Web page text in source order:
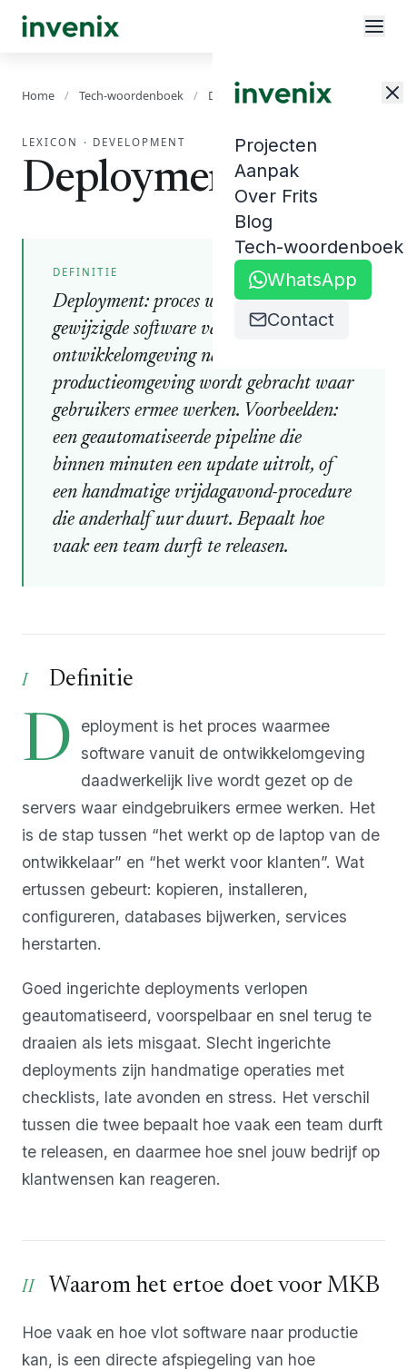
Projecten
Aanpak
Over Frits
Blog
Tech-woordenboek
WhatsApp
Contact
Home / Tech-woordenboek / Deployment
LEXICON · DEVELOPMENT
Deployment
DEFINITIE
Deployment: proces waarmee nieuwe of
gewijzigde software vanuit de
ontwikkelomgeving naar de
productieomgeving wordt gebracht waar
gebruikers ermee werken. Voorbeelden:
een geautomatiseerde pipeline die
binnen minuten een update uitrolt, of
een handmatige vrijdagavond-procedure
die anderhalf uur duurt. Bepaalt hoe
vaak een team durft te releasen.
Definitie
D
eployment is het proces waarmee
software vanuit de ontwikkelomgeving
daadwerkelijk live wordt gezet op de
servers waar eindgebruikers ermee werken. Het
is de stap tussen “het werkt op de laptop van de
ontwikkelaar” en “het werkt voor klanten”. Wat
ertussen gebeurt: kopieren, installeren,
configureren, databases bijwerken, services
herstarten.
Goed ingerichte deployments verlopen
geautomatiseerd, voorspelbaar en snel terug te
draaien als iets misgaat. Slecht ingerichte
deployments zijn handmatige operaties met
checklists, late avonden en stress. Het verschil
tussen die twee bepaalt hoe vaak een team durft
te releasen, en daarmee hoe snel jouw bedrijf op
klantwensen kan reageren.
Waarom het ertoe doet voor MKB
Hoe vaak en hoe vlot software naar productie
kan, is een directe afspiegeling van hoe